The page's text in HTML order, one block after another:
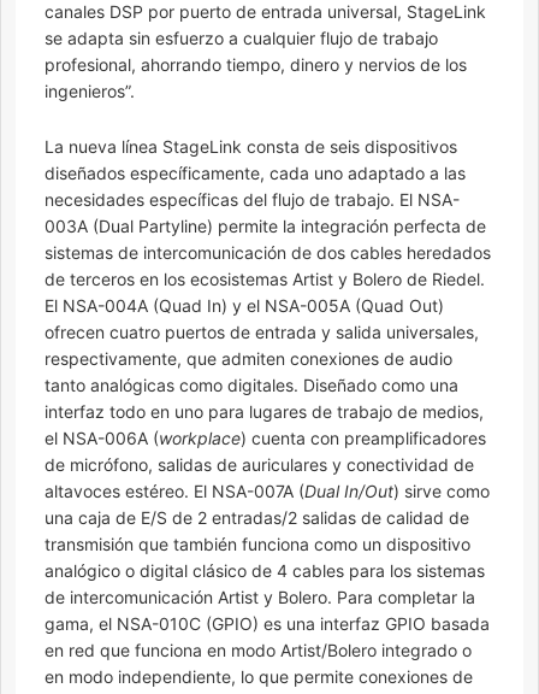
canales DSP por puerto de entrada universal, StageLink
se adapta sin esfuerzo a cualquier flujo de trabajo
profesional, ahorrando tiempo, dinero y nervios de los
ingenieros”.
La nueva línea StageLink consta de seis dispositivos
diseñados específicamente, cada uno adaptado a las
necesidades específicas del flujo de trabajo. El NSA-
003A (Dual Partyline) permite la integración perfecta de
sistemas de intercomunicación de dos cables heredados
de terceros en los ecosistemas Artist y Bolero de Riedel.
El NSA-004A (Quad In) y el NSA-005A (Quad Out)
ofrecen cuatro puertos de entrada y salida universales,
respectivamente, que admiten conexiones de audio
tanto analógicas como digitales. Diseñado como una
interfaz todo en uno para lugares de trabajo de medios,
el NSA-006A (workplace) cuenta con preamplificadores
de micrófono, salidas de auriculares y conectividad de
altavoces estéreo. El NSA-007A (Dual In/Out) sirve como
una caja de E/S de 2 entradas/2 salidas de calidad de
transmisión que también funciona como un dispositivo
analógico o digital clásico de 4 cables para los sistemas
de intercomunicación Artist y Bolero. Para completar la
gama, el NSA-010C (GPIO) es una interfaz GPIO basada
en red que funciona en modo Artist/Bolero integrado o
en modo independiente, lo que permite conexiones de